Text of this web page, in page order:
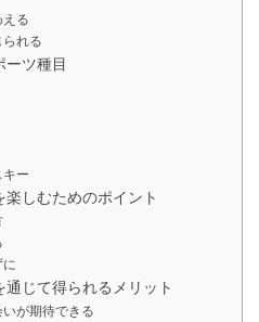
る
れる
ーツ種目
ー
しむためのポイント
じて得られるメリット
が期待できる